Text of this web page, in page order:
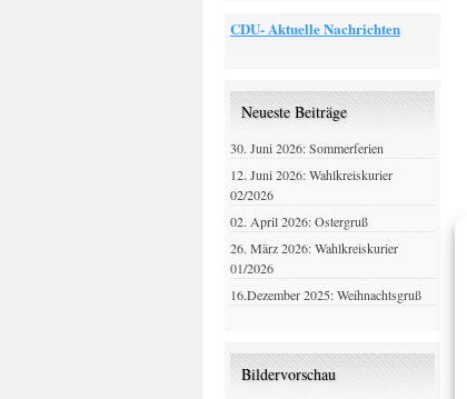
CDU- Aktuelle Nachrichten
Neueste Beiträge
30. Juni 2026: Sommerferien
12. Juni 2026: Wahlkreiskurier
02/2026
02. April 2026: Ostergruß
26. März 2026: Wahlkreiskurier
01/2026
16.Dezember 2025: Weihnachtsgruß
Bildervorschau